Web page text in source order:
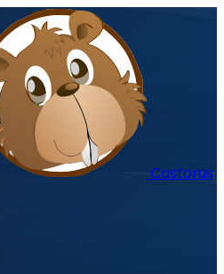
Castorus